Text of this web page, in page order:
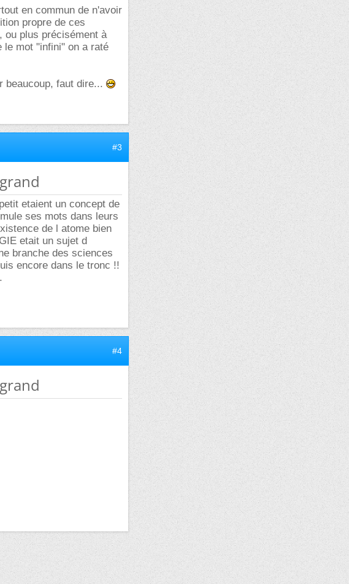
en commun de n'avoir
propre de ces
ou plus précisément à
le mot "infini" on a raté
beaucoup, faut dire...
#3
etaient un concept de
ses mots dans leurs
de l atome bien
etait un sujet d
branche des sciences
encore dans le tronc !!
#4